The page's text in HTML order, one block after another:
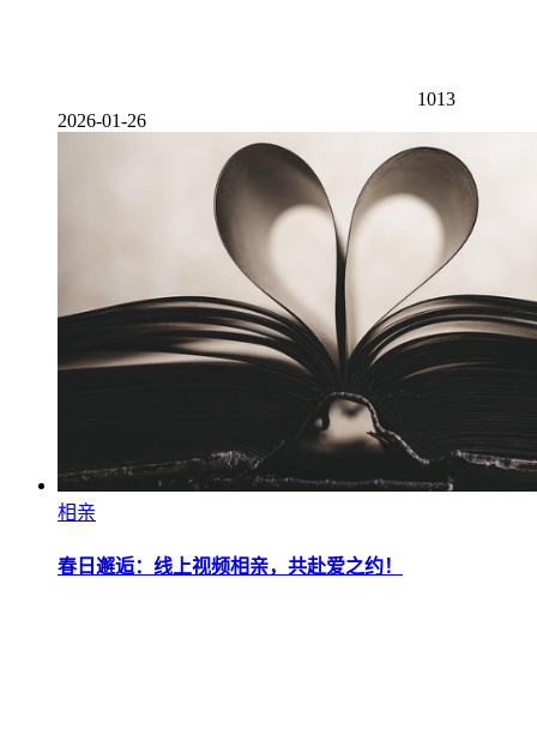
1013
2026-01-26
相亲
春日邂逅：线上视频相亲，共赴爱之约！